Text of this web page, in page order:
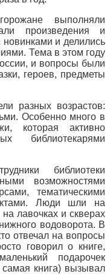
выполняли
произведения и
и делились
Тема в этом году
и вопросы были
героев, предметы
разных возрастов:
Особенно много в
которая активно
библиотекарями
библиотеки
возможностями
тематическими
Люди шли на
лавочках и скверах
водоворота. В
отвечал на вопросы
говорил о книге,
подарочек
самая книга) вызывал